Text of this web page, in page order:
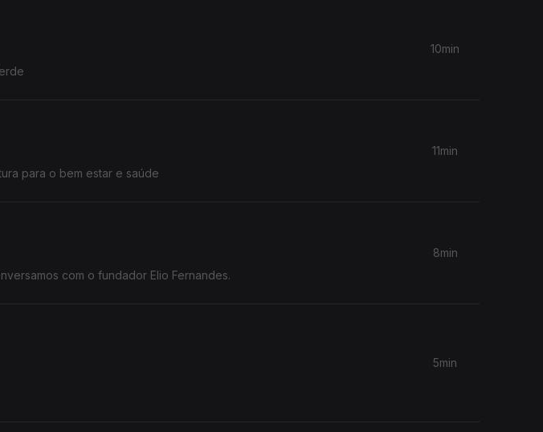
10min
para o bem estar e saúde
11min
com o fundador Elio Fernandes.
8min
5min